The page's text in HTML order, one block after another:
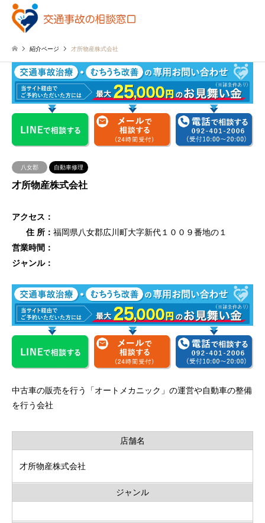
紹介ページ 才所物産株式会社
八女郡 自動車修理
才所物産株式会社
アクセス：
住 所： 福岡県八女郡広川町大字新代１００９番地の１
営業時間：
ジャンル：
中古車の販売を行う「オートメカニック」の運営や自動車の整備
を行う会社
店舗名
才所物産株式会社
ジャンル